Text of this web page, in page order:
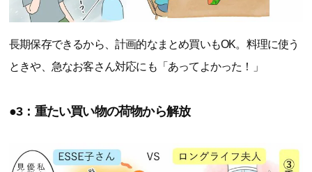
長期保存できるから、計画的なまとめ買いもOK。料理に使う
ときや、急なお客さん対応にも「あってよかった！」
●3：重たい買い物の荷物から解放